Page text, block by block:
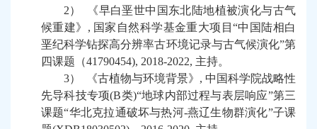
2）
《早白垩世中国东北陆地植被演化与古气
候重建》 , 国家自然科学基金重大项目 “中国陆相白
垩纪科学钻探高分辨率古环境记录与古气候演化”第
四课题（41790454), 2018-2022, 主持。
3）
《古植物与环境背景》 , 中国科学院战略性
先导科技专项(B类)“地球内部过程与表层响应”第三
课题“华北克拉通破坏与热河-燕辽生物群演化”子课